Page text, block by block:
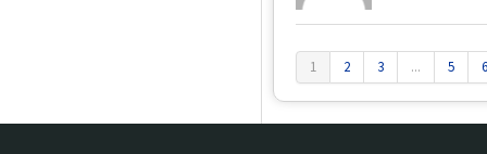
1 2 3 ... 5 6